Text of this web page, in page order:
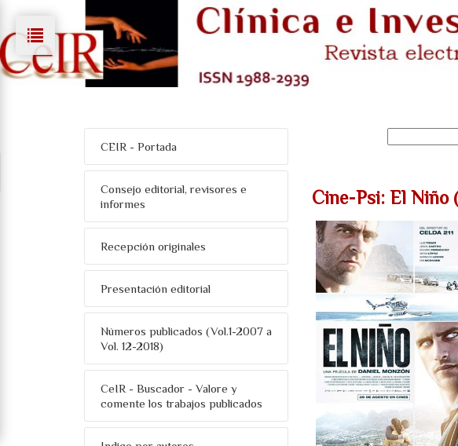
CEIR - Portada
Consejo editorial, revisores e
informes
Recepción originales
Presentación editorial
Números publicados (Vol.1-2007 a
Vol. 12-2018)
CeIR - Buscador - Valore y
comente los trabajos publicados
Cine-Psi: El Niño